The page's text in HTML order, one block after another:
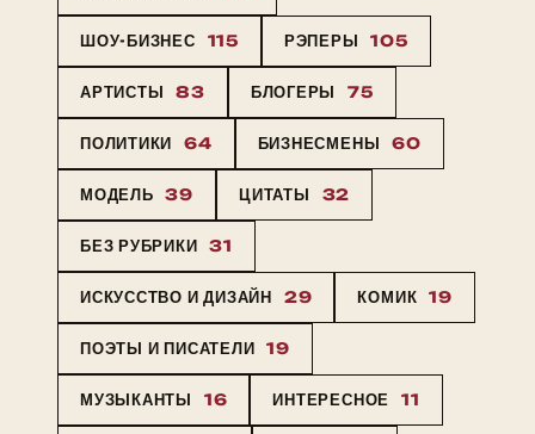
ШОУ-БИЗНЕС 115 РЭПЕРЫ 105
АРТИСТЫ 83 БЛОГЕРЫ 75
ПОЛИТИКИ 64 БИЗНЕСМЕНЫ 60
МОДЕЛЬ 39 ЦИТАТЫ 32
БЕЗ РУБРИКИ 31
ИСКУССТВО И ДИЗАЙН 29 КОМИК 19
ПОЭТЫ И ПИСАТЕЛИ 19
МУЗЫКАНТЫ 16 ИНТЕРЕСНОЕ 11